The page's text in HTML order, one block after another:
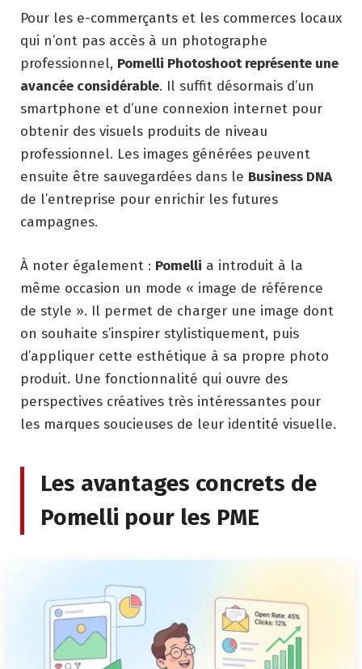
Pour les e-commerçants et les commerces locaux
qui n’ont pas accès à un photographe
professionnel, Pomelli Photoshoot représente une
avancée considérable. Il suffit désormais d’un
smartphone et d’une connexion internet pour
obtenir des visuels produits de niveau
professionnel. Les images générées peuvent
ensuite être sauvegardées dans le Business DNA
de l’entreprise pour enrichir les futures
campagnes.
À noter également : Pomelli a introduit à la
même occasion un mode « image de référence
de style ». Il permet de charger une image dont
on souhaite s’inspirer stylistiquement, puis
d’appliquer cette esthétique à sa propre photo
produit. Une fonctionnalité qui ouvre des
perspectives créatives très intéressantes pour
les marques soucieuses de leur identité visuelle.
Les avantages concrets de
Pomelli pour les PME